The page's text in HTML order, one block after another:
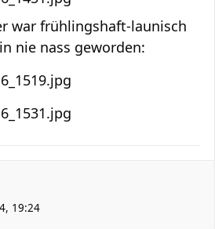
war frühlingshaft-launisch
nie nass geworden:
19:24